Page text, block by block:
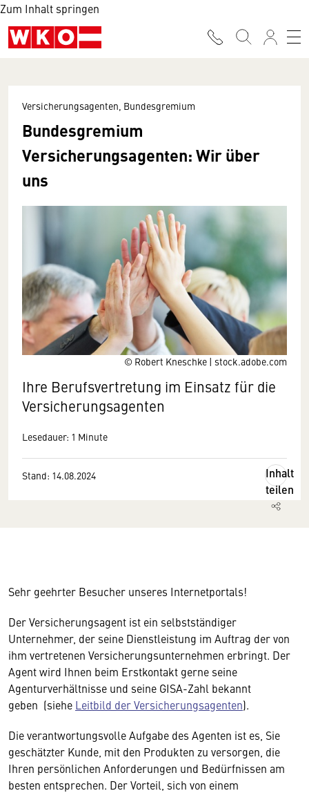
Zum Inhalt springen
© Robert Kneschke | stock.adobe.com
Versicherungsagenten, Bundesgremium
Bundesgremium
Versicherungsagenten: Wir über
uns
Ihre Berufsvertretung im Einsatz für die
Versicherungsagenten
Lesedauer: 1 Minute
Stand: 14.08.2024
Inhalt
teilen
Sehr geehrter Besucher unseres Internetportals!
Der Versicherungsagent ist ein selbstständiger
Unternehmer, der seine Dienstleistung im Auftrag der von
ihm vertretenen Versicherungsunternehmen erbringt. Der
Agent wird Ihnen beim Erstkontakt gerne seine
Agenturverhältnisse und seine GISA-Zahl bekannt
geben (siehe Leitbild der Versicherungsagenten).
Die verantwortungsvolle Aufgabe des Agenten ist es, Sie
geschätzter Kunde, mit den Produkten zu versorgen, die
Ihren persönlichen Anforderungen und Bedürfnissen am
besten entsprechen. Der Vorteil, sich von einem